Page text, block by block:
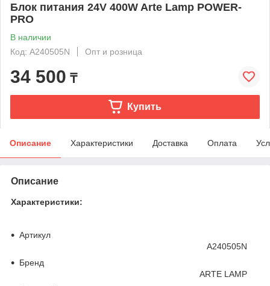
Блок питания 24V 400W Arte Lamp POWER-
PRO
В наличии
Код: A240505N
Опт и розница
34 500 ₸
Купить
Описание Характеристики Доставка Оплата
Описание
Характеристики:
Артикул
A240505N
Бренд
ARTE LAMP